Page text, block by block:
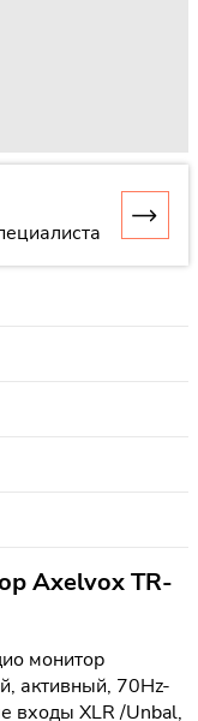
Axelvox TR-
монитор
активный, 70Hz-
входы XLR /Unbal,